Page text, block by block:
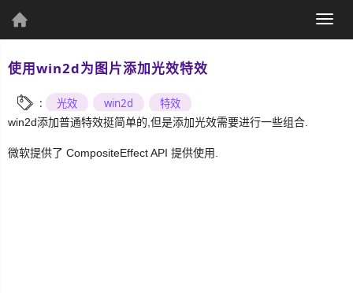
个人资料
个人主页 发表文章
(current)
使用win2d为图片添加光效特效
: 光效 win2d 特效
win2d添加普通特效挺简单的,但是添加光效需要进行一些组合.
微软提供了 CompositeEffect API 提供使用.